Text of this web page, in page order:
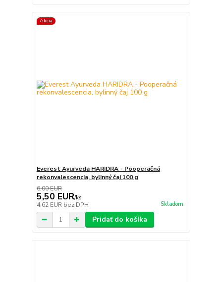
Akcia
Everest Ayurveda HARIDRA - Pooperačná
rekonvalescencia, bylinný čaj 100 g
6,00 EUR
5,50 EUR/ks
4,62 EUR bez DPH Skladom
Pridať do košíka